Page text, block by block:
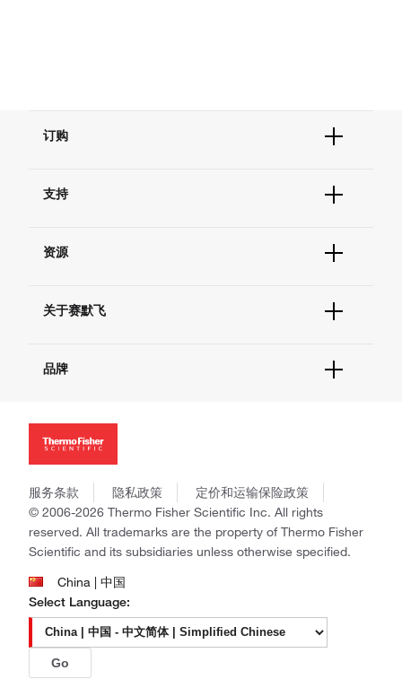
订购
订单状态查询
订单支持
现货供应中心
支持
联系我们 - 400 820 8982
查找文件&证书
资源
学习中心
促销
社交媒体
关于赛默飞
招聘
新闻
社会责任
商标
政策和通知
品牌
Applied Biosystems
Ion Torrent
Unity Lab Services
Patheon
服务条款 隐私政策
定价和运输保险政策
© 2006-2026 Thermo Fisher Scientific Inc. All rights
reserved. All trademarks are the property of Thermo Fisher
Scientific and its subsidiaries unless otherwise specified.
China | 中国
Select Language:
Go